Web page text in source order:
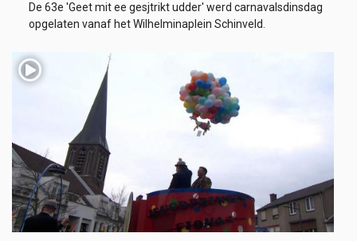
De 63e 'Geet mit ee gesjtrikt udder' werd carnavalsdinsdag
opgelaten vanaf het Wilhelminaplein Schinveld.